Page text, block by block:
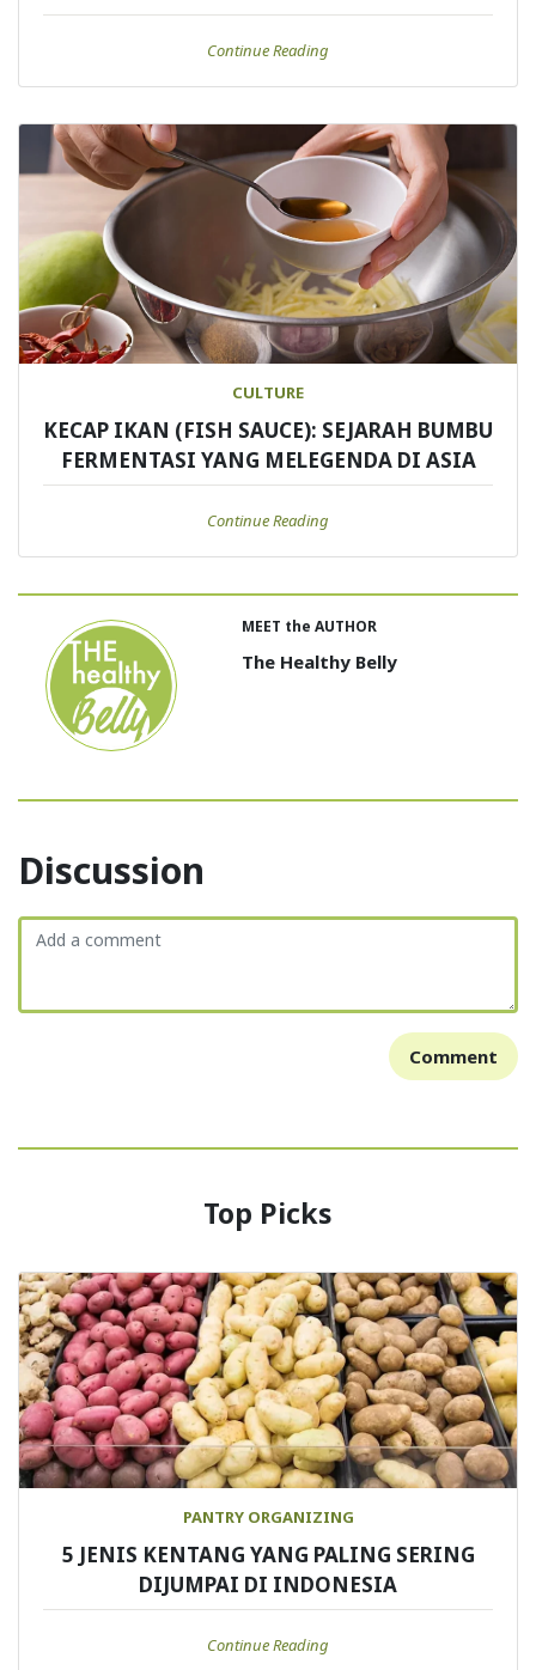
Continue Reading
CULTURE
KECAP IKAN (FISH SAUCE): SEJARAH BUMBU
FERMENTASI YANG MELEGENDA DI ASIA
Continue Reading
MEET the AUTHOR
The Healthy Belly
Discussion
Comment
Top Picks
PANTRY ORGANIZING
5 JENIS KENTANG YANG PALING SERING
DIJUMPAI DI INDONESIA
Continue Reading